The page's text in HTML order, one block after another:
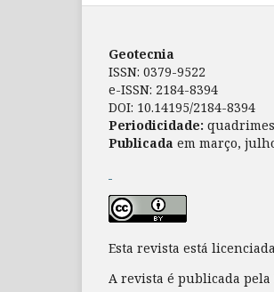
Geotecnia
ISSN: 0379-9522
e-ISSN: 2184-8394
DOI: 10.14195/2184-8394
Periodicidade:
Publicada em março,
Esta revista está
A revista é publicada